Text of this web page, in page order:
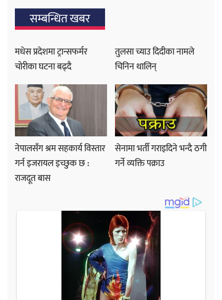
सम्बन्धित खबर
मधेस प्रदेशमा ट्रान्सफर्मर
चोरीका घटना बढ्दै
तुलसा च्याउ दिदीका नामले
चिनिन थालिन्
नेपालसँग श्रम सहकार्य विस्तार
गर्न इजरायल इच्छुक छ :
राजदूत बास
सेनामा भर्ती गराइदिने भन्दै ठगी
गर्ने व्यक्ति पक्राउ